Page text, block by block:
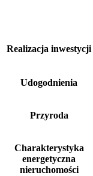
Realizacja inwestycji
Udogodnienia
Przyroda
Charakterystyka
energetyczna
nieruchomości